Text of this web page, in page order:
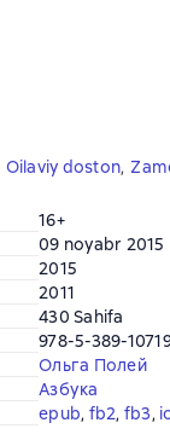
Oilaviy doston,
16+
09 noyabr 2015
2015
2011
430 Sahifa
978-5-389-
Ольга Полей
Азбука
epub, fb2, fb3,